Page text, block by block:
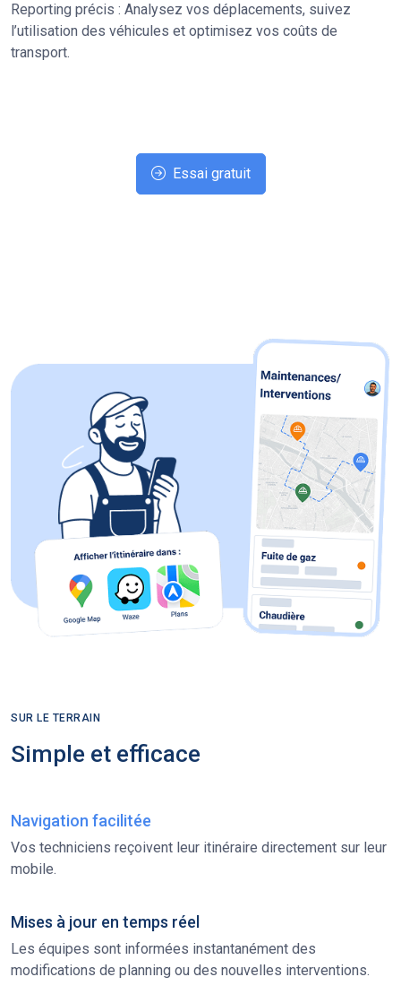
Reporting précis : Analysez vos déplacements, suivez
l’utilisation des véhicules et optimisez vos coûts de
transport.
Essai gratuit
SUR LE TERRAIN
Simple et efficace
Navigation facilitée
Vos techniciens reçoivent leur itinéraire directement sur leur
mobile.
Mises à jour en temps réel
Les équipes sont informées instantanément des
modifications de planning ou des nouvelles interventions.